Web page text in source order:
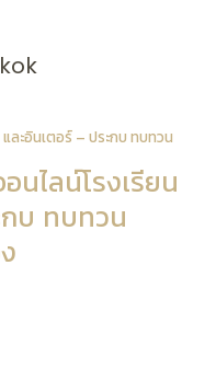
ละอินเตอร์ – ประกบ ทบทวน
นไลน์โรงเรียน
กบ ทบทวน